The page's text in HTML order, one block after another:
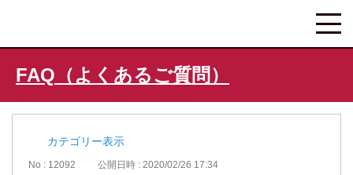
FAQ（よくあるご質問）
カテゴリー表示
No : 12092 公開日時 : 2020/02/26 17:34